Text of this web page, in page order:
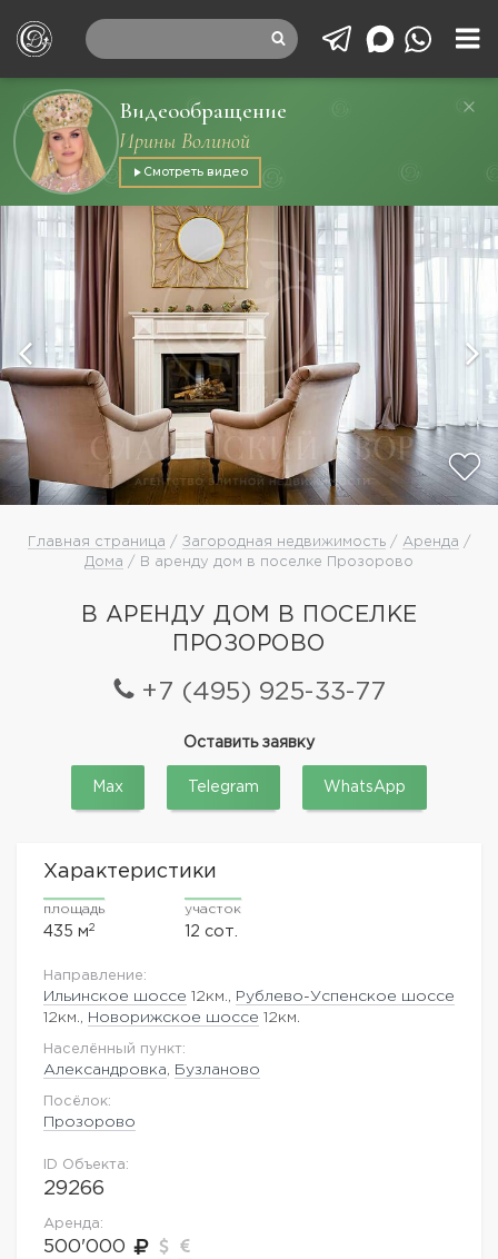
Видеообращение
Ирины Волиной
Смотреть видео
Главная страница / Загородная недвижимость/ Аренда /
Дома / В аренду дом в поселке Прозорово
В АРЕНДУ ДОМ В ПОСЕЛКЕ
ПРОЗОРОВО
+7 (495) 925-33-77
Оставить заявку
Max Telegram WhatsApp
Характеристики
площадь
435 м2
участок
12 сот.
Направление:
Ильинское шоссе 12км.,
Рублево-Успенское шоссе
12км.,
Новорижское шоссе 12км.
Населённый пункт:
Александровка Бузланово
Посёлок:
Прозорово
ID Объекта:
29266
Аренда:
500'000